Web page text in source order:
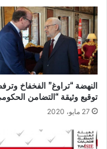
النهضة “تراوغ” الفخفاخ
توقيع وثيقة “التضامن
27 مايو، 2020